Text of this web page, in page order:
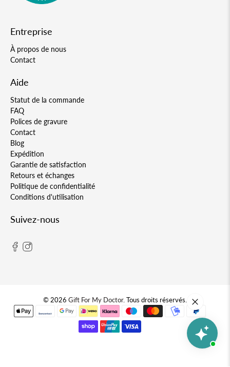
Entreprise
À propos de nous
Contact
Aide
Statut de la commande
FAQ
Polices de gravure
Contact
Blog
Expédition
Garantie de satisfaction
Retours et échanges
Politique de confidentialité
Conditions d'utilisation
Suivez-nous
© 2026 Gift For My Doctor. Tous droits réservés.